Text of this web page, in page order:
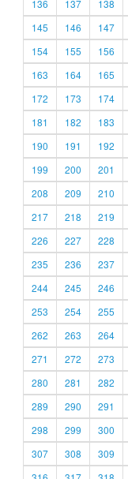
136
137 138
145
146 147
154
155 156
163
164 165
172
173 174
181
182 183
190
191 192
199
200 201
208
209 210
217
218 219
226
227 228
235
236 237
244
245 246
253
254 255
262
263 264
271
272 273
280
281 282
289
290 291
298
299 300
307
308 309